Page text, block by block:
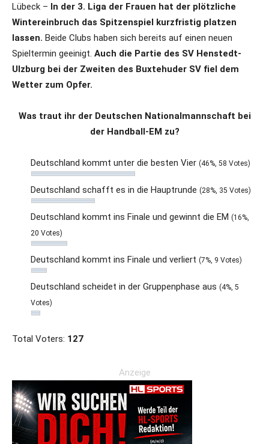
Lübeck – In der 3. Liga der Frauen hat der plötzliche
Wintereinbruch das Spitzenspiel kurzfristig platzen
lassen. Beide Clubs haben sich bereits auf einen neuen
Spieltermin geeinigt. Auch die Partie des SV Henstedt-
Ulzburg bei der Zweiten des Buxtehuder SV fiel dem
Wetter zum Opfer.
Was traut ihr der Deutschen Nationalmannschaft bei
der Handball-EM zu?
Deutschland kommt unter die besten Vier (46%, 58 Votes)
Deutschland schafft es in die Hauptrunde (28%, 35 Votes)
Deutschland kommt ins Finale und gewinnt die EM (16%,
20 Votes)
Deutschland kommt ins Finale und verliert (7%, 9 Votes)
Deutschland scheidet in der Gruppenphase aus (4%, 5
Votes)
Total Voters: 127
Anzeige